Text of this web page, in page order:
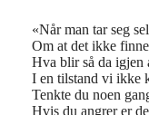
«Når man tar seg
Om at det ikke
Hva blir så da igjen
I en tilstand vi ikke
Tenkte du noen
Hvis du angrer er